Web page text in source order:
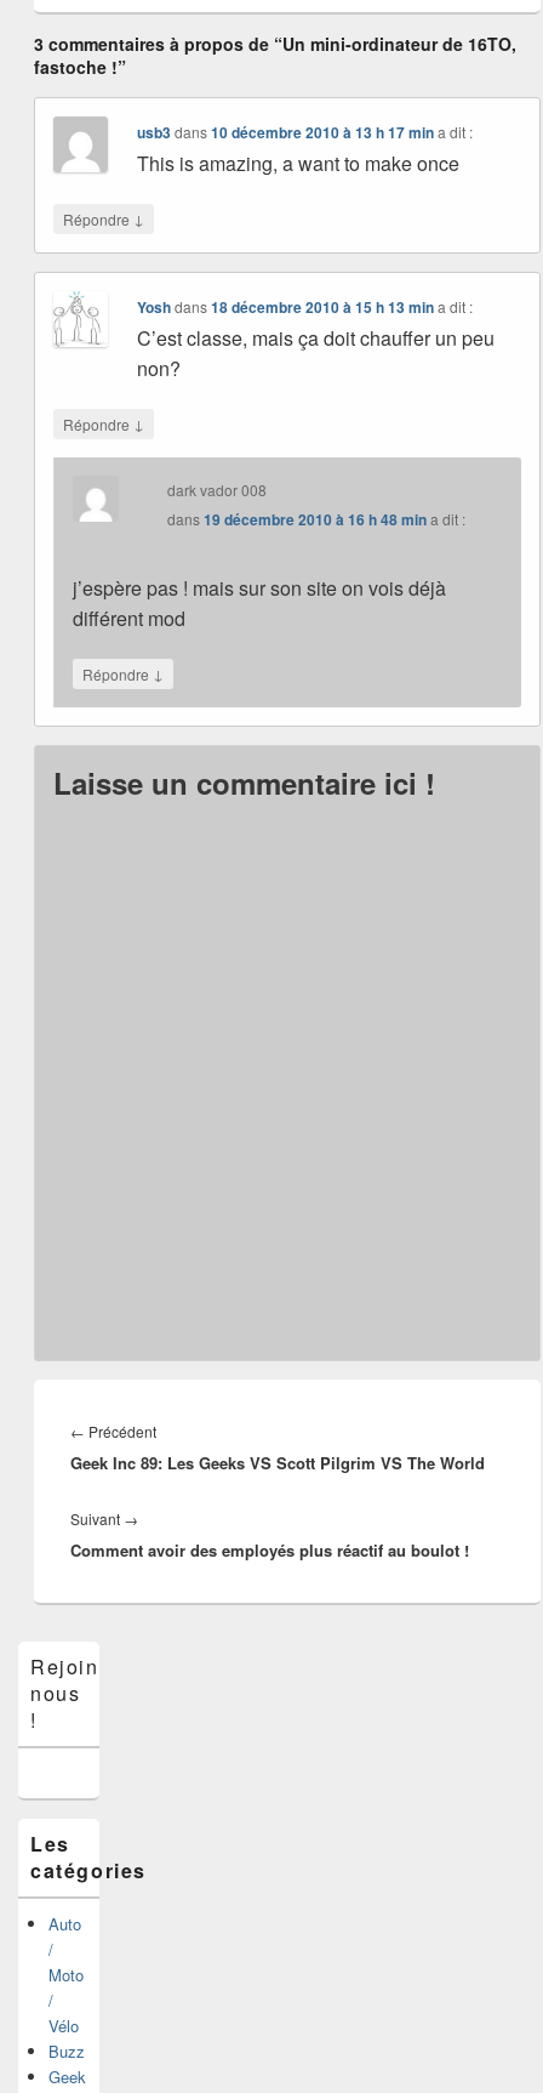
3 commentaires à propos de “Un mini-ordinateur de 16TO,
fastoche !”
usb3dans10 décembre 2010 à 13 h 17 mina dit :
This is amazing, a want to make once
Répondre ↓
Yoshdans18 décembre 2010 à 15 h 13 mina dit :
C’est classe, mais ça doit chauffer un peu
non?
Répondre ↓
dark vador 008
dans19 décembre 2010 à 16 h 48 mina dit :
j’espère pas ! mais sur son site on vois déjà
différent mod
Répondre ↓
Laisse un commentaire ici !
de
l’article
← PrécédentArticle
précédent :
Geek Inc 89: Les Geeks VS Scott Pilgrim VS The World
Suivant →Article
suivant :
Comment avoir des employés plus réactif au boulot !
principale
de
widget
latérale
Rejoins-
nous
!
Les
catégories
Auto
/
Moto
/
Vélo
Buzz
Geek